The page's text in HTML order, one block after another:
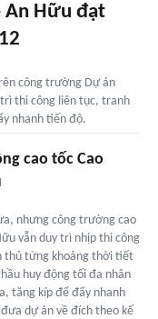
An Hữu đạt
công trường Dự án
trì thi công liên tục, tranh
nhanh tiến độ.
cao tốc Cao
nhưng công trường cao
vẫn duy trì nhịp thi công
thủ từng khoảng thời tiết
huy động tối đa nhân
tăng kíp để đẩy nhanh
dự án về đích theo kế